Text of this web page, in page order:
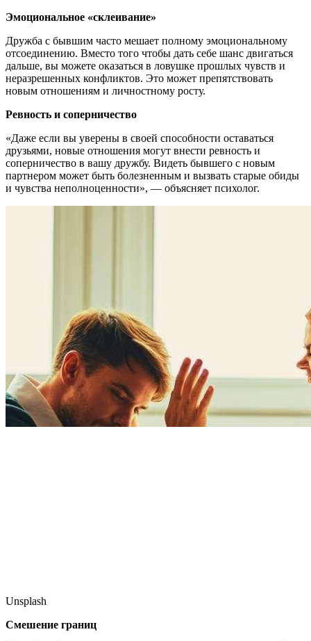
Эмоциональное «склеивание»
Дружба с бывшим часто мешает полному эмоциональному
отсоединению. Вместо того чтобы дать себе шанс двигаться
дальше, вы можете оказаться в ловушке прошлых чувств и
неразрешенных конфликтов. Это может препятствовать
новым отношениям и личностному росту.
Ревность и соперничество
«Даже если вы уверены в своей способности оставаться
друзьями, новые отношения могут внести ревность и
соперничество в вашу дружбу. Видеть бывшего с новым
партнером может быть болезненным и вызвать старые обиды
и чувства неполноценности», — объясняет психолог.
Unsplash
Смешение границ